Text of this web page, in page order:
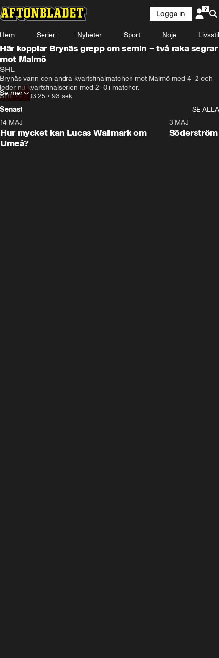
Logga in
Hem Serier Nyheter Sport Nöje Livsstil
Här kopplar Brynäs grepp om semin – två raka segrar
mot Malmö
SHL
Brynäs vann den andra kvartsfinalmatchen mot Malmö med 4–2 och
leder nu kvartsfinalserien med 2–0 i matcher.
SHL•22.03.25 • 93 sek
Se mer
Senast
SE ALLA
Plus
14 MAJ
Hur mycket kan Lucas Wallmark om
Umeå?
3 MAJ